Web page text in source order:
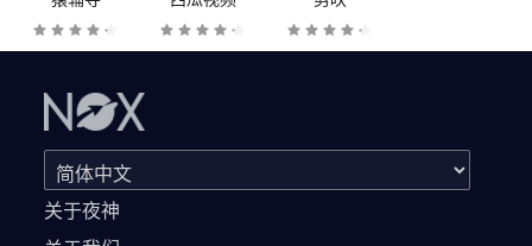
关于夜神